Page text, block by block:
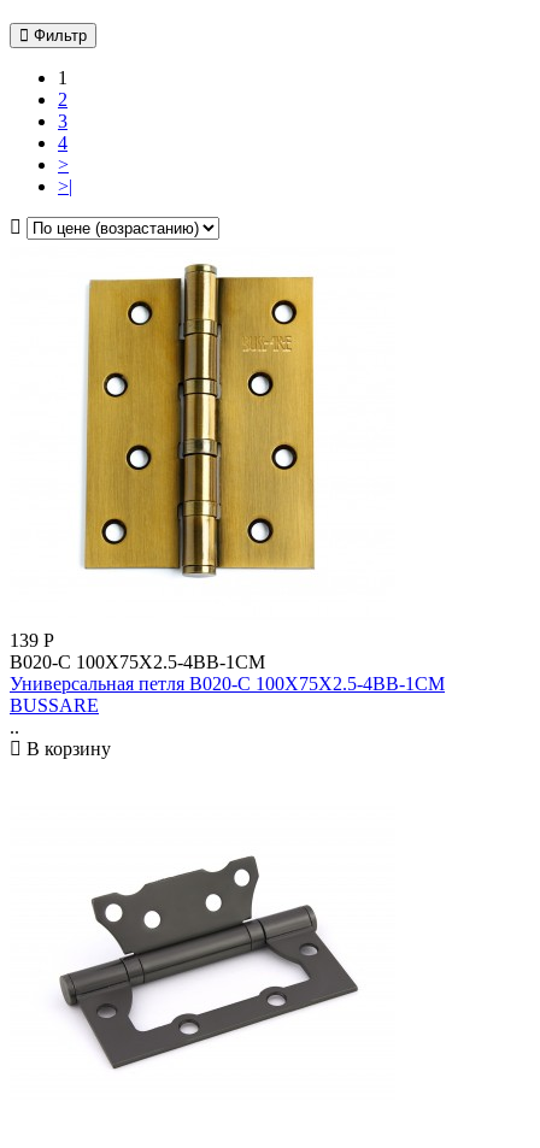
Фильтр
1
2
3
4
>
>|
139 Р
B020-C 100X75X2.5-4BB-1CM
Универсальная петля B020-C 100X75X2.5-4BB-1CM
BUSSARE
..
В корзину